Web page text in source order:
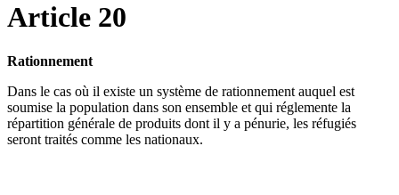
Article 20
Rationnement
Dans le cas où il existe un système de rationnement auquel est
soumise la population dans son ensemble et qui réglemente la
répartition générale de produits dont il y a pénurie, les réfugiés
seront traités comme les nationaux.